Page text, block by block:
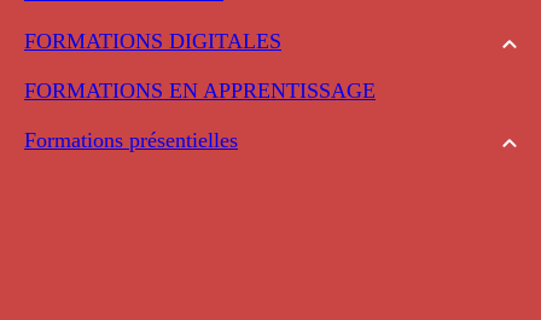
FORMATIONS DIGITALES
FORMATIONS EN APPRENTISSAGE
Formations présentielles